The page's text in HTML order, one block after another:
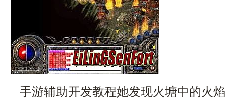
手游辅助开发教程她发现火塘中的火